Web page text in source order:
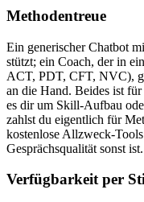
Methodentreue
Ein generischer Chatbot
stützt; ein Coach, der in
ACT, PDT, CFT, NVC),
an die Hand. Beides ist
es dir um Skill-Aufbau
zahlst du eigentlich für
kostenlose Allzweck-
Gesprächsqualität sonst ist.
Verfügbarkeit per